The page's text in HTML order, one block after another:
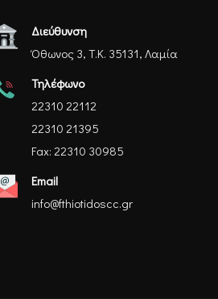
Διεύθυνση
Όθωνος 3, Τ.Κ. 35131, Λαμία
Τηλέφωνο
22310 22112
22310 21395
Fax: 22310 30985
Email
info@fthiotidoscc.gr